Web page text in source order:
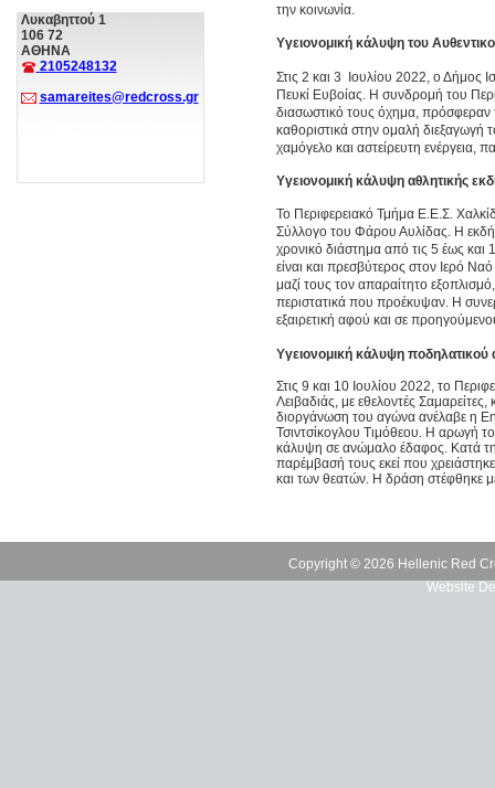
Λυκαβηττού 1
106 72
ΑΘΗΝΑ
2105248132
samareites@redcross.gr
την κοινωνία.
Υγειονομική κάλυψη του
Στις 2 και 3 Ιουλίου 2022, ο Δήμος
Πευκί Ευβοίας. Η συνδρομή του
διασωστικό τους όχημα, πρόσφεραν
καθοριστικά στην ομαλή διεξαγωγή
χαμόγελο και αστείρευτη
Υγειονομική κάλυψη αθλητικής
Το Περιφερειακό Τμήμα Ε.Ε.Σ.
Σύλλογο του Φάρου Αυλίδας. Η
χρονικό διάστημα από τις 5 έως
είναι και πρεσβύτερος στον Ιερό
μαζί τους τον απαραίτητο
περιστατικά που προέκυψαν. Η
εξαιρετική αφού και σε
Υγειονομική κάλυψη
Στις 9 και 10 Ιουλίου 2022, το
Λειβαδιάς, με εθελοντές
διοργάνωση του αγώνα ανέλαβε η
Τσιντσίκογλου Τιμόθεου. Η αρωγή
κάλυψη σε ανώμαλο έδαφος. Κατά τη
παρέμβασή τους εκεί που
και των θεατών. Η δράση στέφθηκε
Copyright © 2026 Hellenic Red
Website